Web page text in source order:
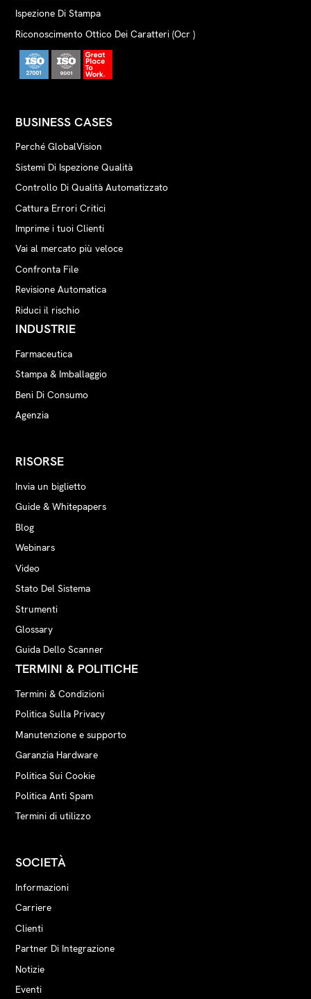
Ispezione Di Stampa
Riconoscimento Ottico Dei Caratteri (Ocr )
BUSINESS CASES
Perché GlobalVision
Sistemi Di Ispezione Qualità
Controllo Di Qualità Automatizzato
Cattura Errori Critici
Imprime i tuoi Clienti
Vai al mercato più veloce
Confronta File
Revisione Automatica
Riduci il rischio
INDUSTRIE
Farmaceutica
Stampa & Imballaggio
Beni Di Consumo
Agenzia
RISORSE
Invia un biglietto
Guide & Whitepapers
Blog
Webinars
Video
Stato Del Sistema
Strumenti
Glossary
Guida Dello Scanner
TERMINI & POLITICHE
Termini & Condizioni
Politica Sulla Privacy
Manutenzione e supporto
Garanzia Hardware
Politica Sui Cookie
Politica Anti Spam
Termini di utilizzo
SOCIETÀ
Informazioni
Carriere
Clienti
Partner Di Integrazione
Notizie
Eventi